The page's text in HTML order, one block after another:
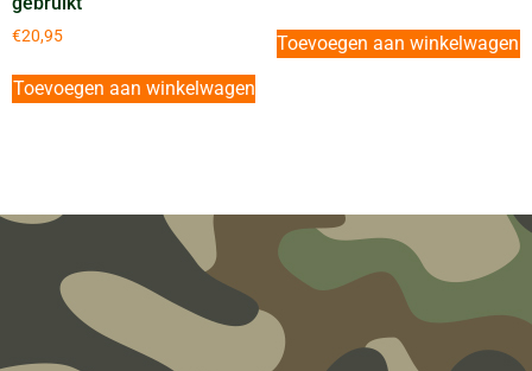
€20,95
Toevoegen aan winkelwagen
Toevoegen aan winkelwagen